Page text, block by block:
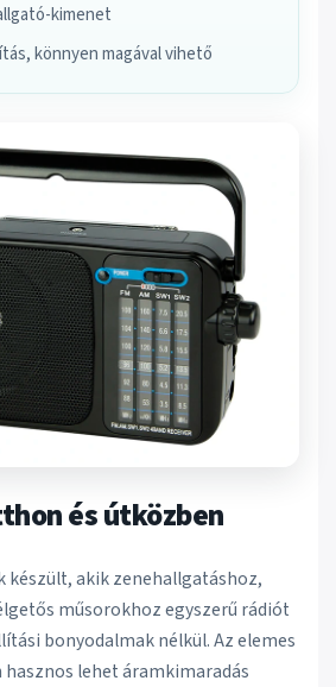
kimenet
könnyen magával vihető
és útközben
készült, akik zenehallgatáshoz,
műsorokhoz egyszerű rádiót
bonyodalmak nélkül. Az elemes
lehet áramkimaradás